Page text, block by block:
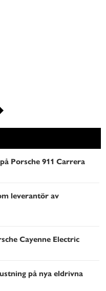
Porsche 911 Carrera
leverantör av
Cayenne Electric
på nya eldrivna